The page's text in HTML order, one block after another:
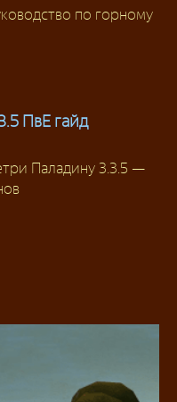
по горному
ПвЕ гайд
Паладину 3.3.5 —